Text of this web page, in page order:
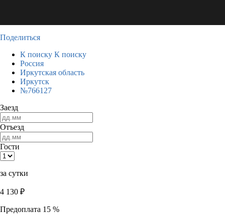
Поделиться
К поиску К поиску
Россия
Иркутская область
Иркутск
№766127
Заезд
Отъезд
Гости
за сутки
4 130 ₽
Предоплата 15 %